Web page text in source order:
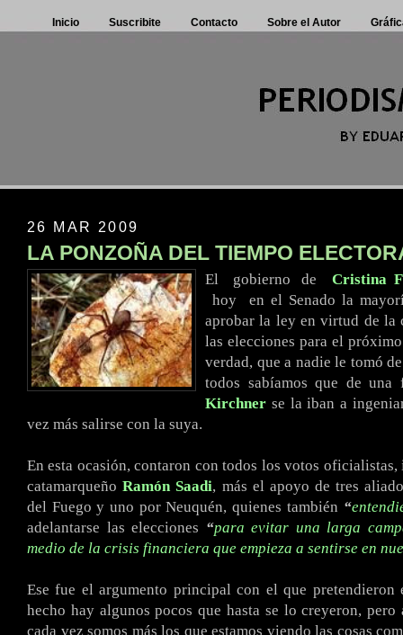
Inicio Suscribite Contacto Sobre el Autor
26 MAR 2009
LA PONZOÑA DEL TIEMPO
El gobierno de
Cristina
hoy..
en el Senado la
aprobar la ley en virtud de la
las elecciones para el
verdad, que a nadie le tomó
todos sabíamos que de
Kirchner se la iban a
vez más salirse con la suya.
En esta ocasión, contaron con todos los votos
catamarqueñoRamón Saadi, más el apoyo de tres
del Fuego y uno por Neuquén, quienes también “
adelantarse las elecciones “para evitar una larga
medio de la crisis financiera que empieza a sentirse en
Ese fue el argumento principal con el que pretendieron
hecho hay algunos pocos que hasta se lo creyeron, pero
cada vez somos más los que estamos viendo las cosas